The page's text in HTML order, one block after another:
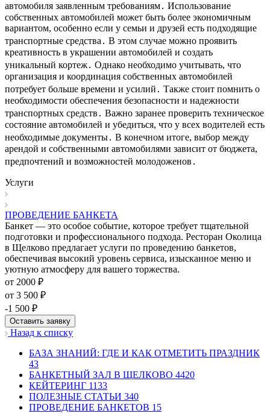
автомобиля заявленным требованиям․ Использование
собственных автомобилей может быть более экономичным
вариантом, особенно если у семьи и друзей есть подходящие
транспортные средства․ В этом случае можно проявить
креативность в украшении автомобилей и создать
уникальный кортеж․ Однако необходимо учитывать, что
организация и координация собственных автомобилей
потребует больше времени и усилий․ Также стоит помнить о
необходимости обеспечения безопасности и надежности
транспортных средств․ Важно заранее проверить техническое
состояние автомобилей и убедиться, что у всех водителей есть
необходимые документы․ В конечном итоге, выбор между
арендой и собственными автомобилями зависит от бюджета,
предпочтений и возможностей молодоженов․
Услуги
ПРОВЕДЕНИЕ БАНКЕТА
Банкет — это особое событие, которое требует тщательной
подготовки и профессионального подхода. Ресторан Околица
в Щелково предлагает услуги по проведению банкетов,
обеспечивая высокий уровень сервиса, изысканное меню и
уютную атмосферу для вашего торжества.
от 2000 ₽
от 3 500 ₽
-1 500 ₽
Оставить заявку
Назад к списку
БАЗА ЗНАНИЙ: ГДЕ И КАК ОТМЕТИТЬ ПРАЗДНИК
43
БАНКЕТНЫЙ ЗАЛ В ЩЕЛКОВО 4420
КЕЙТЕРИНГ 1133
ПОЛЕЗНЫЕ СТАТЬИ 340
ПРОВЕДЕНИЕ БАНКЕТОВ 15